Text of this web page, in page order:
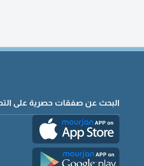
البحث عن صفقات حصرية على